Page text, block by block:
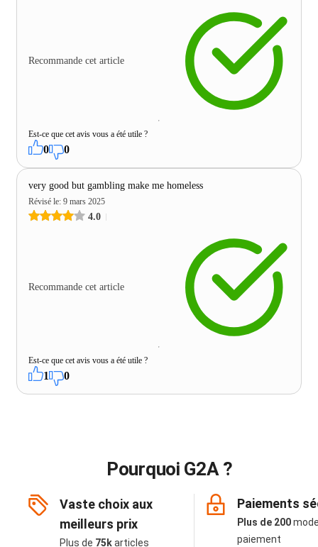
Recommande cet article
Est-ce que cet avis vous a été utile ?
0 0
very good but gambling make me homeless
Révisé le: 9 mars 2025
4.0
Recommande cet article
Est-ce que cet avis vous a été utile ?
1 0
Pourquoi G2A ?
Vaste choix aux
meilleurs prix
Plus de 75karticles
Paiements
Plus de 200
paiement